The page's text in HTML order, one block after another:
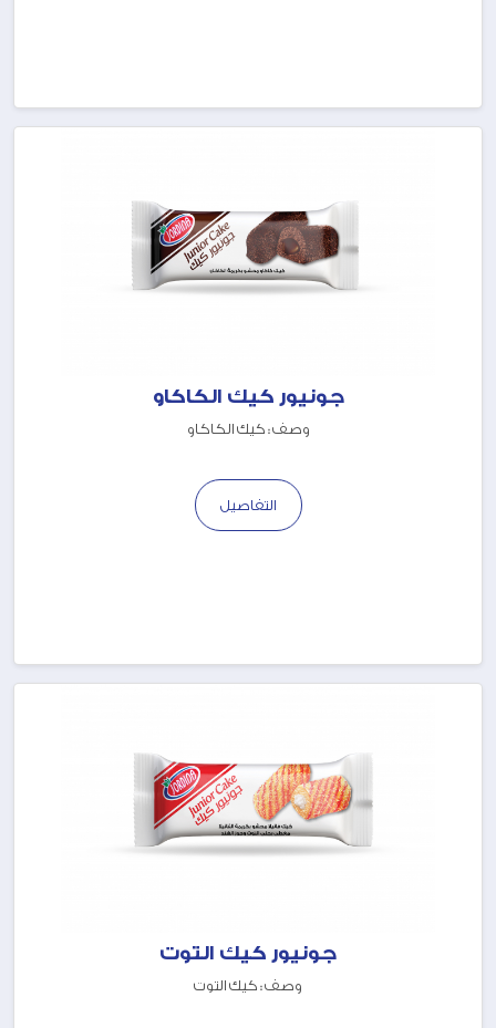
جونيور كيك الكاكاو
وصف : كيك الكاكاو
التفاصيل
جونيور كيك التوت
وصف : كيك التوت